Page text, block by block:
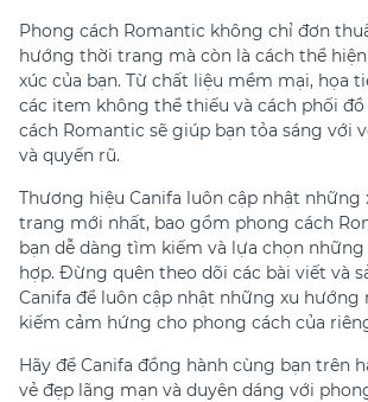
Phong cách Romantic không chỉ đơn
hướng thời trang mà còn là cách thể
xúc của bạn. Từ chất liệu mềm mại, họa
các item không thể thiếu và cách phối
cách Romantic sẽ giúp bạn tỏa sáng với
và quyến rũ.
Thương hiệu Canifa luôn cập nhật
trang mới nhất, bao gồm phong cách
bạn dễ dàng tìm kiếm và lựa chọn những
hợp. Đừng quên theo dõi các bài viết và
Canifa để luôn cập nhật những xu
kiếm cảm hứng cho phong cách của
Hãy để Canifa đồng hành cùng bạn trên
vẻ đẹp lãng mạn và duyên dáng với